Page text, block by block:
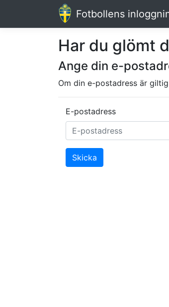
Fotbollens
Har du glömt
Ange din e-
Om din e-postadress är
E-postadress
Skicka